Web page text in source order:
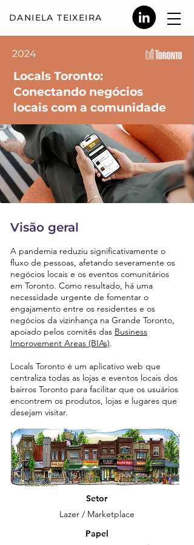
DANIELA TEIXEIRA
2024
Locals Toronto:
Conectando negócios
locais com a comunidade
Visão geral
A pandemia reduziu significativamente o
fluxo de pessoas, afetando severamente os
negócios locais e os eventos comunitários
em Toronto. Como resultado, há uma
necessidade urgente de fomentar o
engajamento entre os residentes e os
negócios da vizinhança na Grande Toronto,
apoiado pelos comitês das Business
Improvement Areas (BIAs).
Locals Toronto é um aplicativo web que
centraliza todas as lojas e eventos locais dos
bairros Toronto para facilitar que os usuários
encontrem os produtos, lojas e lugares que
desejam visitar.
Setor
Lazer / Marketplace
Papel